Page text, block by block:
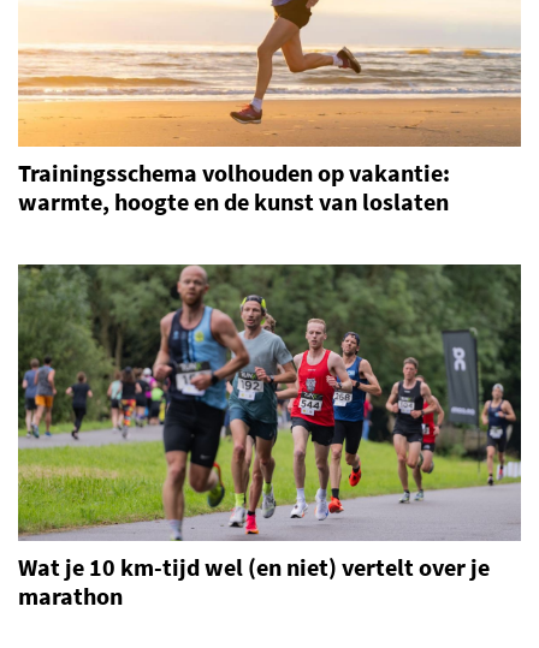
Trainingsschema volhouden op vakantie:
warmte, hoogte en de kunst van loslaten
Wat je 10 km-tijd wel (en niet) vertelt over je
marathon